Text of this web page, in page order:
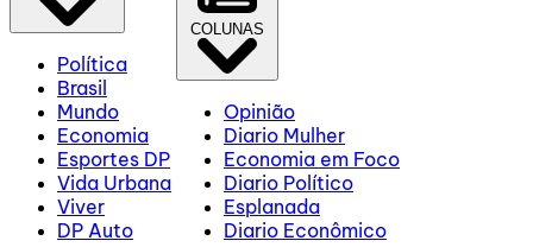
Política
Brasil
Mundo
Economia
Esportes DP
Vida Urbana
Viver
DP Auto
COLUNAS
Opinião
Diario Mulher
Economia em Foco
Diario Político
Esplanada
Diario Econômico